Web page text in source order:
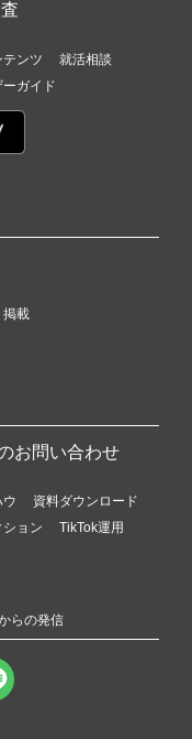
テンツ
就活相談
ガイド
掲載
お問い合わせ
ウ
資料ダウンロード
ョン
TikTok運用
らの発信